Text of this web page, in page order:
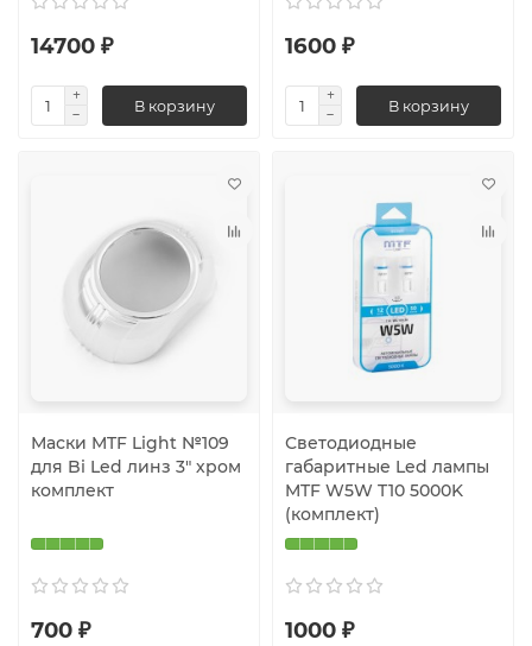
14700 ₽
В корзину
1600 ₽
В корзину
Маски MTF Light №109
для Bi Led линз 3" хром
комплект
700 ₽
Светодиодные
габаритные Led лампы
MTF W5W T10 5000K
(комплект)
1000 ₽